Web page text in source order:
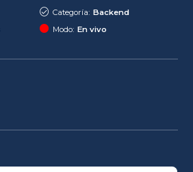
Categoría: Backend
Modo: En vivo